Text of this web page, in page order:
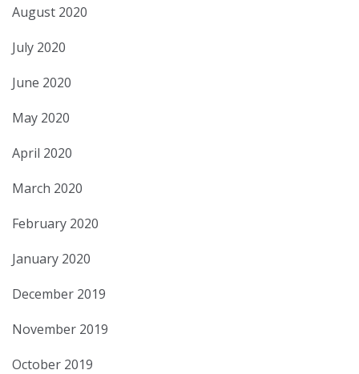
August 2020
July 2020
June 2020
May 2020
April 2020
March 2020
February 2020
January 2020
December 2019
November 2019
October 2019